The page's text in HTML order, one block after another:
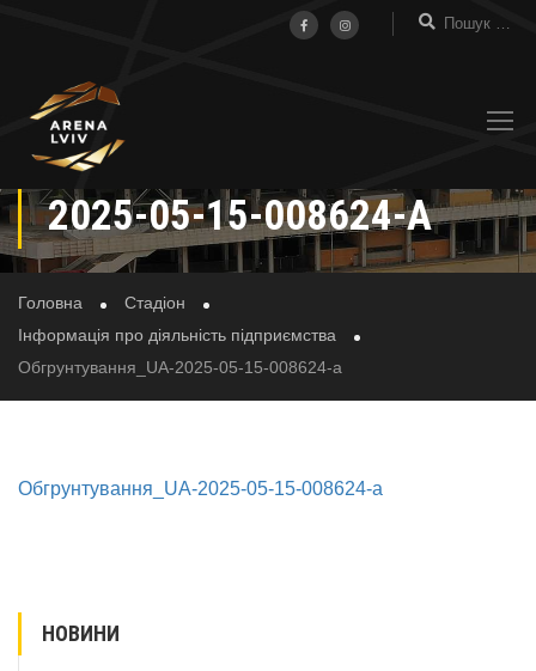
ОБГРУНТУВАННЯ_UA-
2025-05-15-008624-A
Головна
Стадіон
Інформація про діяльність підприємства
Обгрунтування_UA-2025-05-15-008624-a
Обгрунтування_UA-2025-05-15-008624-a
НОВИНИ